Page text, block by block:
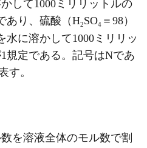
して1000ミリリットルの
あり、硫酸（H2SO4 ＝98）
水に溶かして1000ミリリッ
規定である。記号はNであ
す。
を溶液全体のモル数で割